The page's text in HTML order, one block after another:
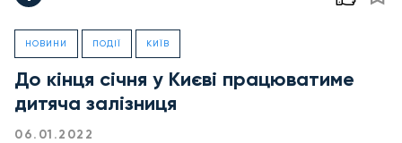
НОВИНИ ПОДІЇ КИЇВ
До кінця січня у Києві працюватиме
дитяча залізниця
06.01.2022